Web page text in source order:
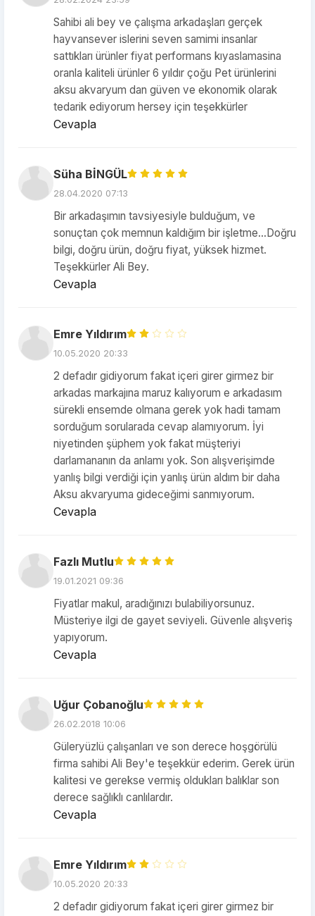
Sahibi ali bey ve çalışma arkadaşları gerçek
hayvansever islerini seven samimi insanlar
sattıkları ürünler fiyat performans kıyaslamasina
oranla kaliteli ürünler 6 yıldır çoğu Pet ürünlerini
aksu akvaryum dan güven ve ekonomik olarak
tedarik ediyorum hersey için teşekkürler
Cevapla
Süha BİNGÜL
28.04.2020 07:13
Bir arkadaşımın tavsiyesiyle bulduğum, ve
sonuçtan çok memnun kaldığım bir işletme...Doğru
bilgi, doğru ürün, doğru fiyat, yüksek hizmet.
Teşekkürler Ali Bey.
Cevapla
Emre Yıldırım
10.05.2020 20:33
2 defadır gidiyorum fakat içeri girer girmez bir
arkadas markajına maruz kalıyorum e arkadasım
sürekli ensemde olmana gerek yok hadi tamam
sorduğum sorularada cevap alamıyorum. İyi
niyetinden şüphem yok fakat müşteriyi
darlamananın da anlamı yok. Son alışverişimde
yanlış bilgi verdiği için yanlış ürün aldım bir daha
Aksu akvaryuma gideceğimi sanmıyorum.
Cevapla
Fazlı Mutlu
19.01.2021 09:36
Fiyatlar makul, aradığınızı bulabiliyorsunuz.
Müsteriye ilgi de gayet seviyeli. Güvenle alışveriş
yapıyorum.
Cevapla
Uğur Çobanoğlu
26.02.2018 10:06
Güleryüzlü çalışanları ve son derece hoşgörülü
firma sahibi Ali Bey'e teşekkür ederim. Gerek ürün
kalitesi ve gerekse vermiş oldukları balıklar son
derece sağlıklı canlılardır.
Cevapla
Emre Yıldırım
10.05.2020 20:33
2 defadır gidiyorum fakat içeri girer girmez bir